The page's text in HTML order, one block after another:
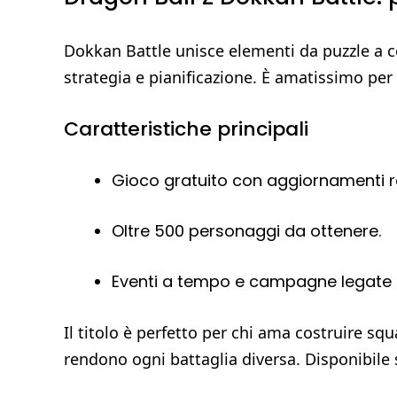
Dokkan Battle unisce elementi da puzzle a
strategia e pianificazione. È amatissimo
Caratteristiche principali
Gioco gratuito con aggiornamenti
Oltre 500 personaggi da ottenere.
Eventi a tempo e campagne legate
Il titolo è perfetto per chi ama costruire
rendono ogni battaglia diversa. Disponibile